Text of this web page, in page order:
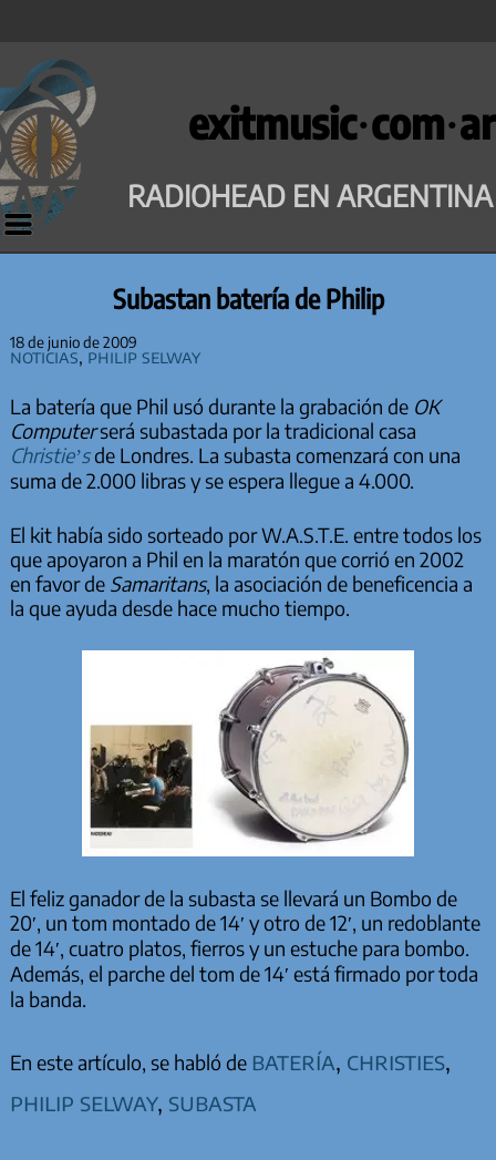
Saltar
al
contenido
exitmusic·com·ar
RADIOHEAD EN ARGENTINA
Subastan batería de Philip
18 de junio de 2009
Noticias, Philip Selway
La batería que Phil usó durante la grabación de OK
Computerserá subastada por la tradicional casa
Christie’sde Londres. La subasta comenzará con una
suma de 2.000 libras y se espera llegue a 4.000.
El kit había sido sorteado por W.A.S.T.E. entre todos los
que apoyaron a Phil en la maratón que corrió en 2002
en favor de Samaritans, la asociación de beneficencia a
la que ayuda desde hace mucho tiempo.
El feliz ganador de la subasta se llevará un Bombo de
20′, un tom montado de 14′ y otro de 12′, un redoblante
de 14′, cuatro platos, fierros y un estuche para bombo.
Además, el parche del tom de 14′ está firmado por toda
la banda.
En este artículo, se habló de batería, christies,
philip selway, subasta